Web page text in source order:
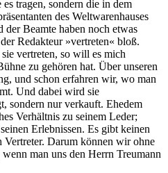
tragen, sondern die in dem
des Weltwarenhauses
Beamte haben noch etwas
Redakteur »vertreten« bloß.
vertreten, so will es mich
zu gehören hat. Über unseren
und schon erfahren wir, wo man
Und dabei wird sie
sondern nur verkauft. Ehedem
Verhältnis zu seinem Leder;
Erlebnissen. Es gibt keinen
Vertreter. Darum können wir ohne
man uns den Herrn Treumann